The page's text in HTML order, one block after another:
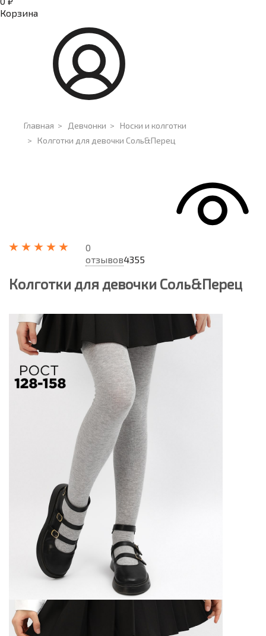
Корзина
Главная > Девчонки > Носки и колготки
> Колготки для девочки Соль&Перец
0
отзывов4355
Колготки для девочки Соль&Перец